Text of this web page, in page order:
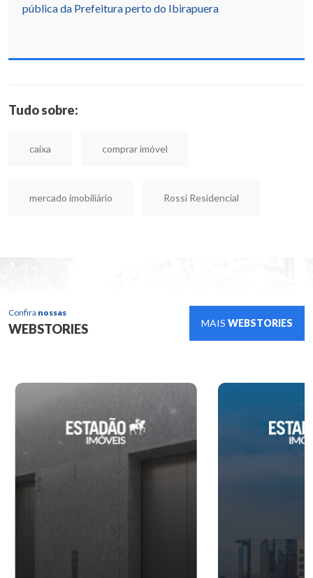
pública da Prefeitura perto do Ibirapuera
Tudo sobre:
caixa comprar imóvel
mercado imobiliário Rossi Residencial
Confira nossas
WEBSTORIES MAIS WEBSTORIES